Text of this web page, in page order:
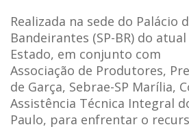
Realizada na sede do Palácio
Bandeirantes (SP-BR) do
Estado, em conjunto com
Associação de Produtores,
de Garça, Sebrae-SP Marília,
Assistência Técnica Integral
Paulo, para enfrentar o